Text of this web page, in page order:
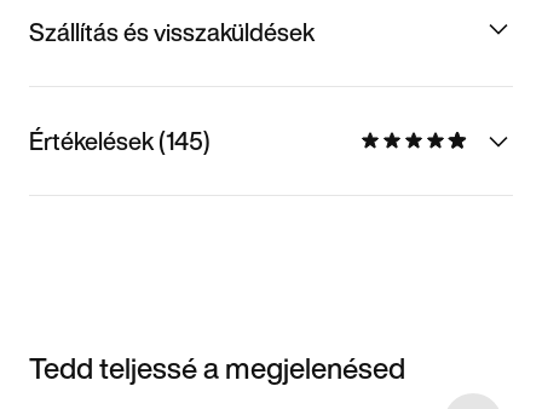
Szállítás és visszaküldések
Értékelések (145)
Tedd teljessé a megjelenésed